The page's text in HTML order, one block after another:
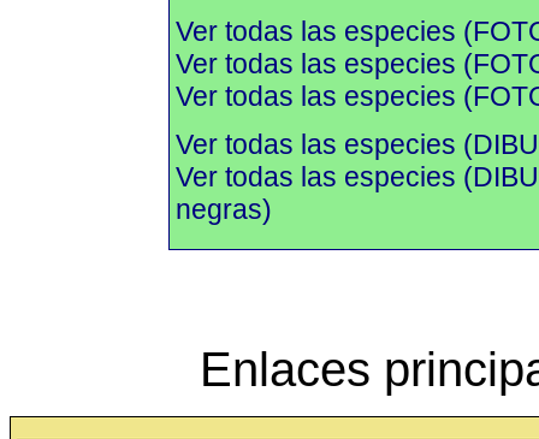
Ver todas las especies
Ver todas las especies
Ver todas las especies
Ver todas las especies
Ver todas las especies
negras)
Enlaces